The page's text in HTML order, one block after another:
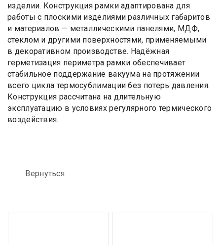
изделии. Конструкция рамки адаптирована для
работы с плоскими изделиями различных габаритов
и материалов — металлическими панелями, МДФ,
стеклом и другими поверхностями, применяемыми
в декоративном производстве. Надёжная
герметизация периметра рамки обеспечивает
стабильное поддержание вакуума на протяжении
всего цикла термосублимации без потерь давления.
Конструкция рассчитана на длительную
эксплуатацию в условиях регулярного термического
воздействия.
Вернуться